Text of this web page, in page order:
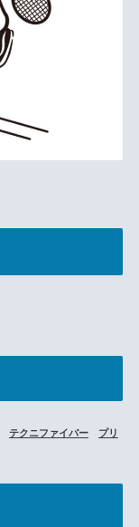
テクニファイバー
プリ